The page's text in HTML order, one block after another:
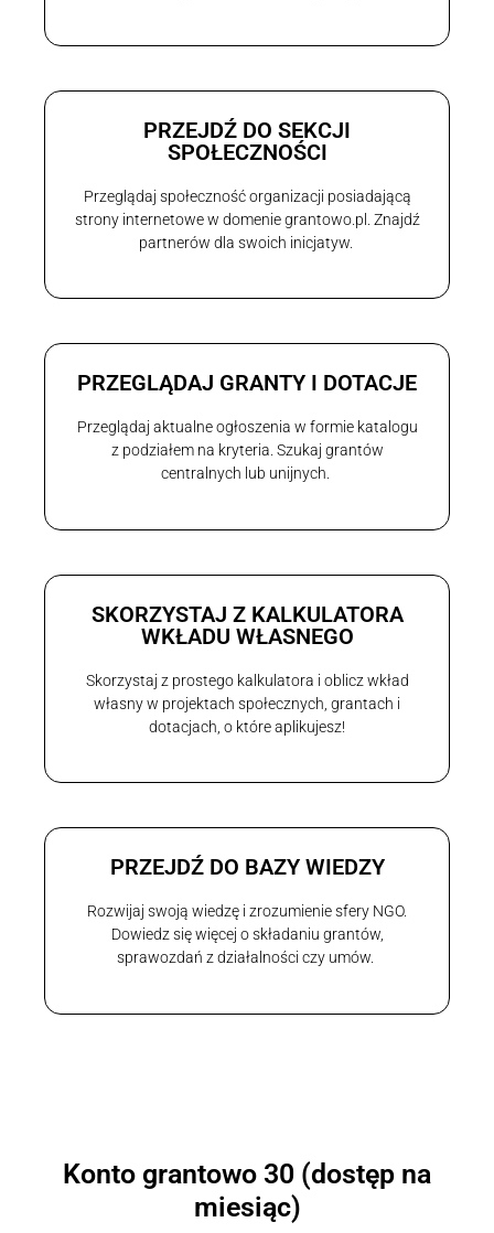
PRZEJDŹ DO SEKCJI
SPOŁECZNOŚCI
Przeglądaj społeczność organizacji posiadającą
strony internetowe w domenie grantowo.pl. Znajdź
partnerów dla swoich inicjatyw.
PRZEGLĄDAJ GRANTY I DOTACJE
Przeglądaj aktualne ogłoszenia w formie katalogu
z podziałem na kryteria. Szukaj grantów
centralnych lub unijnych.
SKORZYSTAJ Z KALKULATORA
WKŁADU WŁASNEGO
Skorzystaj z prostego kalkulatora i oblicz wkład
własny w projektach społecznych, grantach i
dotacjach, o które aplikujesz!
PRZEJDŹ DO BAZY WIEDZY
Rozwijaj swoją wiedzę i zrozumienie sfery NGO.
Dowiedz się więcej o składaniu grantów,
sprawozdań z działalności czy umów.
Konto grantowo 30 (dostęp na
miesiąc)